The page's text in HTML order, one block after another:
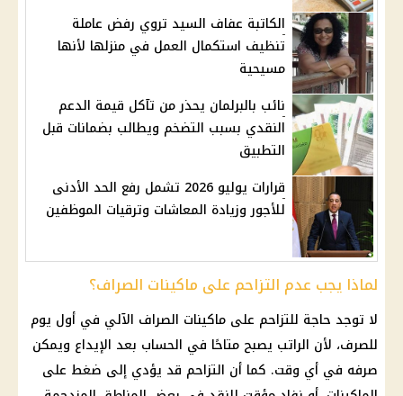
الكاتبة عفاف السيد تروي رفض عاملة
تنظيف استكمال العمل في منزلها لأنها
مسيحية
نائب بالبرلمان يحذر من تآكل قيمة الدعم
النقدي بسبب التضخم ويطالب بضمانات قبل
التطبيق
قرارات يوليو 2026 تشمل رفع الحد الأدنى
للأجور وزيادة المعاشات وترقيات الموظفين
لماذا يجب عدم التزاحم على ماكينات الصراف؟
لا توجد حاجة للتزاحم على ماكينات الصراف الآلي في أول يوم
للصرف، لأن الراتب يصبح متاحًا في الحساب بعد الإيداع ويمكن
صرفه في أي وقت. كما أن التزاحم قد يؤدي إلى ضغط على